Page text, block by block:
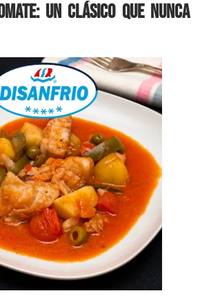
Un Clásico que Nunca